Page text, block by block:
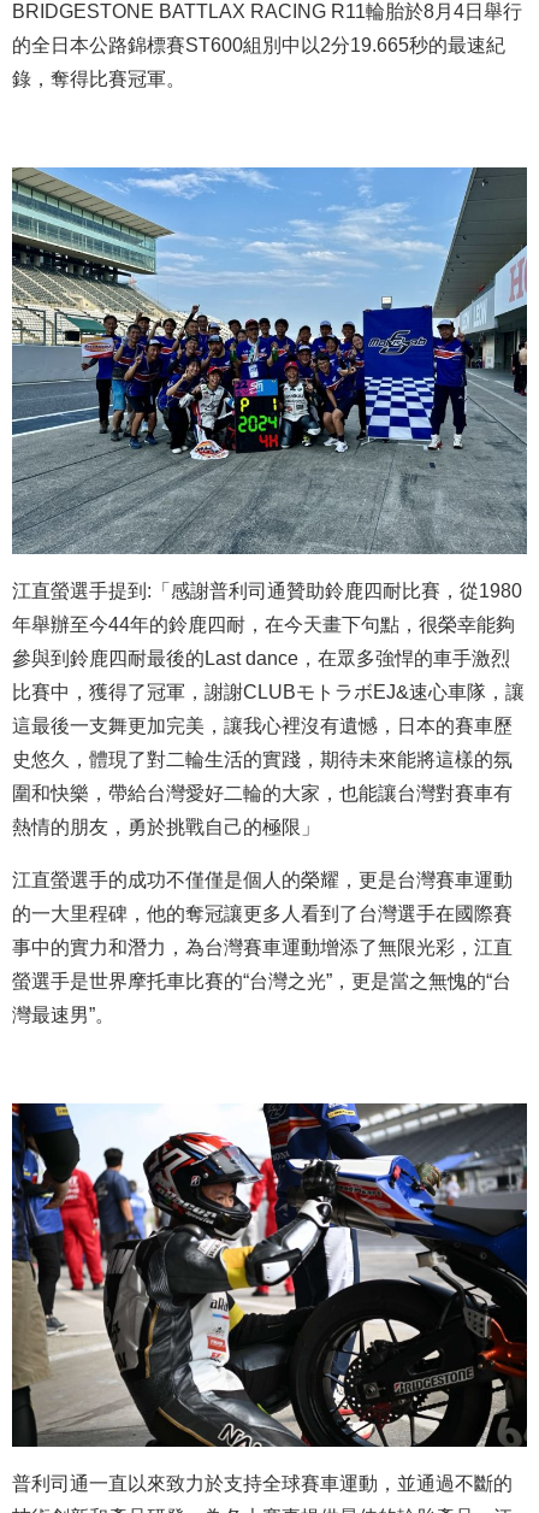
BRIDGESTONE BATTLAX RACING R11輪胎於8月4日舉行
的全日本公路錦標賽ST600組別中以2分19.665秒的最速紀
錄，奪得比賽冠軍。
江直螢選手提到:「感謝普利司通贊助鈴鹿四耐比賽，從1980
年舉辦至今44年的鈴鹿四耐，在今天畫下句點，很榮幸能夠
參與到鈴鹿四耐最後的Last dance，在眾多強悍的車手激烈
比賽中，獲得了冠軍，謝謝CLUBモトラボEJ&速心車隊，讓
這最後一支舞更加完美，讓我心裡沒有遺憾，日本的賽車歷
史悠久，體現了對二輪生活的實踐，期待未來能將這樣的氛
圍和快樂，帶給台灣愛好二輪的大家，也能讓台灣對賽車有
熱情的朋友，勇於挑戰自己的極限」
江直螢選手的成功不僅僅是個人的榮耀，更是台灣賽車運動
的一大里程碑，他的奪冠讓更多人看到了台灣選手在國際賽
事中的實力和潛力，為台灣賽車運動增添了無限光彩，江直
螢選手是世界摩托車比賽的“台灣之光”，更是當之無愧的“台
灣最速男”。
普利司通一直以來致力於支持全球賽車運動，並通過不斷的